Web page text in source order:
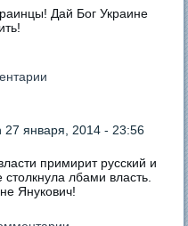
Дай Бог Украине
27 января, 2014 - 23:56
примирит русский и
лбами власть.
Янукович!